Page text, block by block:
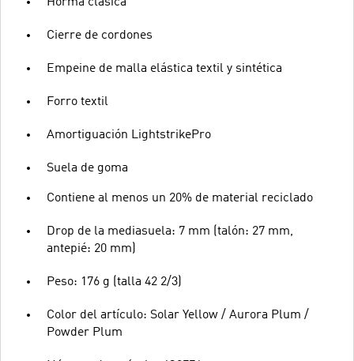
Cierre de cordones
Empeine de malla elástica textil y sintética
Forro textil
Amortiguación LightstrikePro
Suela de goma
Contiene al menos un 20% de material reciclado
Drop de la mediasuela: 7 mm (talón: 27 mm,
antepié: 20 mm)
Peso: 176 g (talla 42 2/3)
Color del artículo: Solar Yellow / Aurora Plum /
Powder Plum